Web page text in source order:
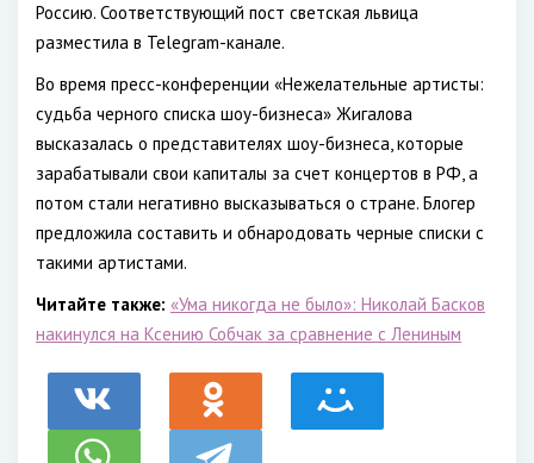
Россию. Соответствующий пост светская львица
разместила в Telegram-канале.
Во время пресс-конференции «Нежелательные артисты:
судьба черного списка шоу-бизнеса» Жигалова
высказалась о представителях шоу-бизнеса, которые
зарабатывали свои капиталы за счет концертов в РФ, а
потом стали негативно высказываться о стране. Блогер
предложила составить и обнародовать черные списки с
такими артистами.
Читайте также: «Ума никогда не было»: Николай Басков
накинулся на Ксению Собчак за сравнение с Лениным